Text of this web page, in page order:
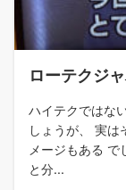
ローテクジ
ハイテクではな
しょうが、 実
メージもある
と分...